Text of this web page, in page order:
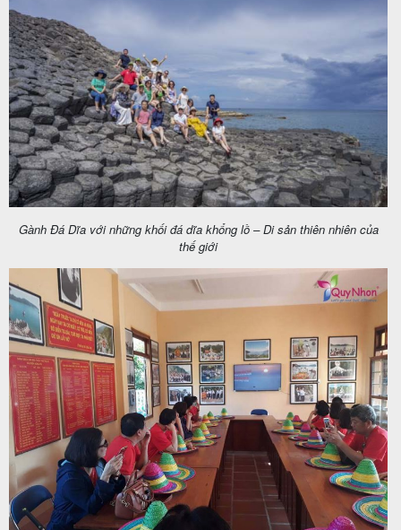
Gành Đá Dĩa với những khối đá dĩa khổng lồ – Di sản thiên nhiên của
thế giới